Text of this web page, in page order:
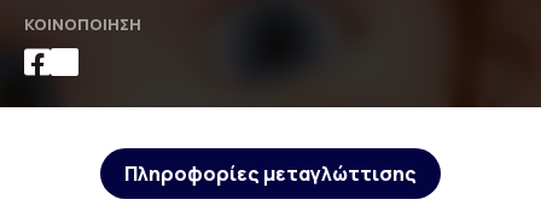
ΚΟΙΝΟΠΟΊΗΣΗ
Πληροφορίες μεταγλώττισης